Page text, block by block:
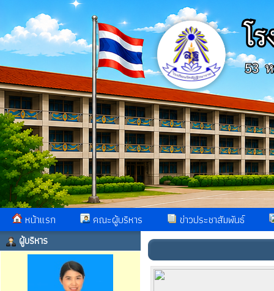
หน้าแรก คณะผู้บริหาร ข่าวประชาสัมพันธ์
ผู้บริหาร